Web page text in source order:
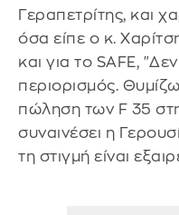
Γεραπετρίτης, και
όσα είπε ο κ.
και για το SAFE,
περιορισμός.
πώληση των F 35
συναινέσει η
τη στιγμή είναι